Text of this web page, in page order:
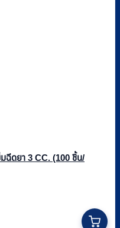
ฉีดยา 3 CC. (100 ชิ้น/